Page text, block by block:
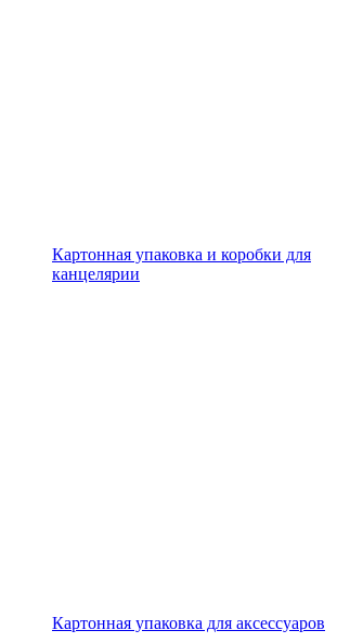
Картонная упаковка и коробки для
канцелярии
Картонная упаковка для аксессуаров